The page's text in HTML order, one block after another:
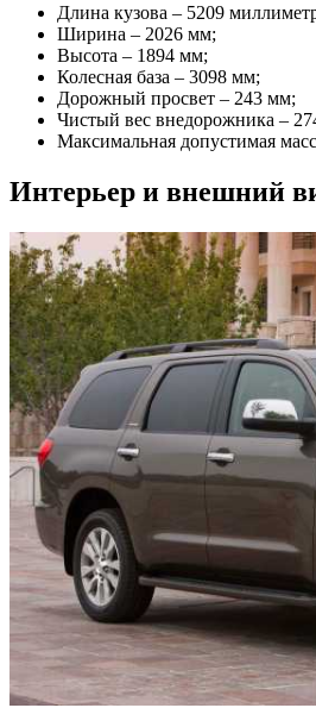
Длина кузова – 5209
Ширина – 2026 мм;
Высота – 1894 мм;
Колесная база – 3098 мм;
Дорожный просвет – 243 мм;
Чистый вес внедорожника –
Максимальная допустимая
Интерьер и внешний